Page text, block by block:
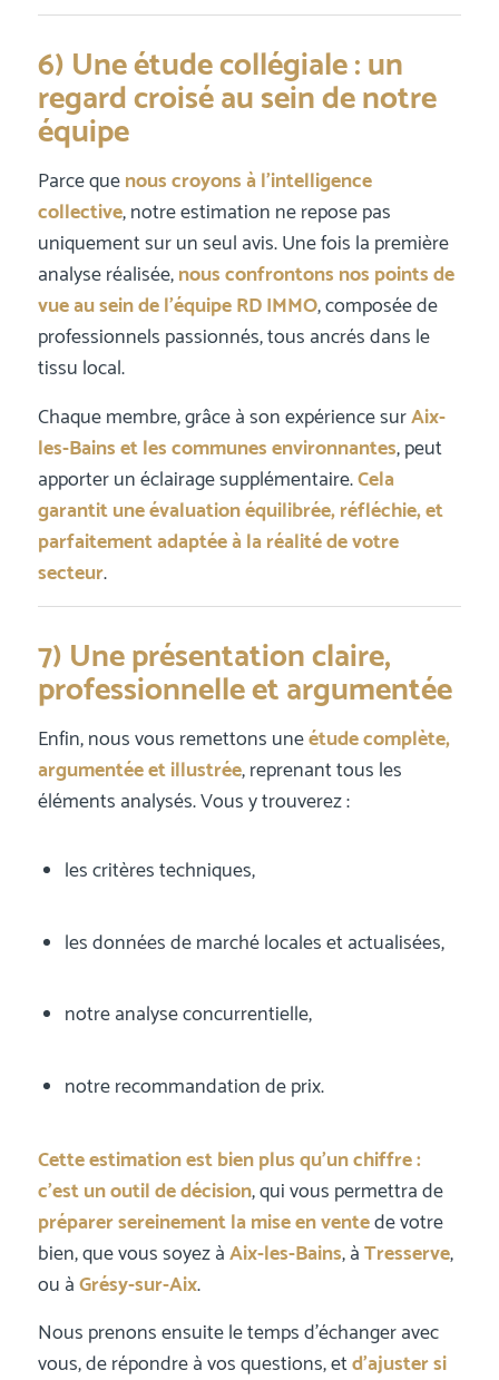
6) Une étude collégiale : un
regard croisé au sein de notre
équipe
Parce quenous croyons à l’intelligence
collective, notre estimation ne repose pas
uniquement sur un seul avis. Une fois la première
analyse réalisée,nous confrontons nos points de
vue au sein de l’équipe RD IMMO, composée de
professionnels passionnés, tous ancrés dans le
tissu local.
Chaque membre, grâce à son expérience surAix-
les-Bains et les communes environnantes, peut
apporter un éclairage supplémentaire.Cela
garantit une évaluation équilibrée, réfléchie, et
parfaitement adaptée à la réalité de votre
secteur.
7) Une présentation claire,
professionnelle et argumentée
Enfin, nous vous remettons uneétude complète,
argumentée et illustrée, reprenant tous les
éléments analysés. Vous y trouverez :
les critères techniques,
les données de marché locales et actualisées,
notre analyse concurrentielle,
notre recommandation de prix.
Cette estimation est bien plus qu’un chiffre :
c’est un outil de décision, qui vous permettra de
préparer sereinement la mise en ventede votre
bien, que vous soyez àAix-les-Bains, àTresserve,
ou àGrésy-sur-Aix.
Nous prenons ensuite le temps d’échanger avec
vous, de répondre à vos questions, etd’ajuster si